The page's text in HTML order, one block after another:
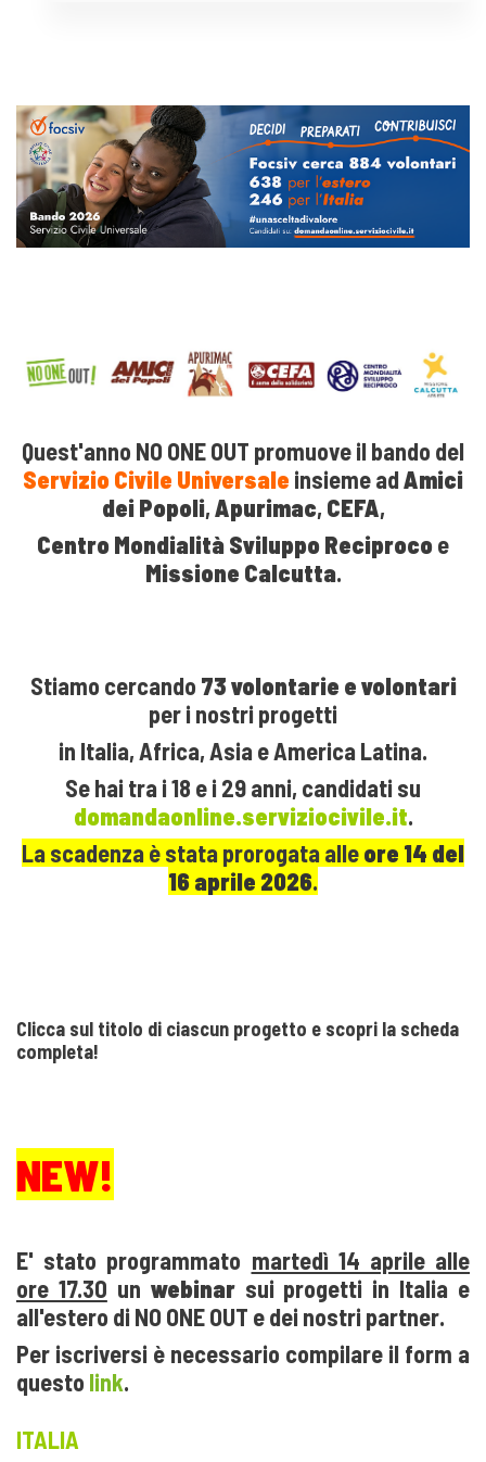
Quest'anno NO ONE OUT promuove il bando del
Servizio Civile Universale insieme adAmici
dei Popoli,Apurimac, CEFA,
Centro Mondialità Sviluppo Reciprocoe
Missione Calcutta.
Stiamo cercando 73 volontarie e volontari
per i nostri progetti
in Italia, Africa, Asia e America Latina.
Se hai tra i 18 e i 29 anni, candidati su
domandaonline.serviziocivile.it.
La scadenza è stata prorogata alleore 14 del
16 aprile 2026.
Clicca sul titolo di ciascun progetto e scopri la scheda
completa!
NEW!
E' stato programmato martedì 14 aprile alle
ore 17.30 un webinarsui progetti in Italia e
all'estero di NO ONE OUT e dei nostri partner.
Per iscriversi è necessario compilare il form a
questo link.
ITALIA